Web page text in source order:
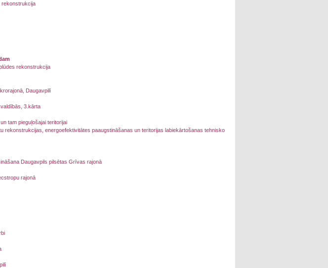
rekonstrukcija
rekonstrukcija
Daugavpilī
3.kārta
tam pieguļošajai teritorijai
rekonstrukcijas, energoefektivitātes paaugstināšanas un teritorijas labiekārtošanas tehnisko
Daugavpils pilsētas Grīvas rajonā
rajonā